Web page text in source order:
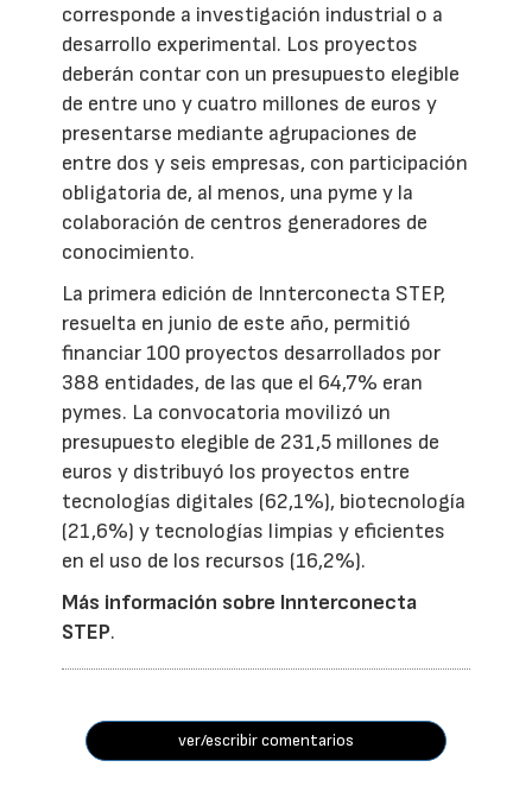
corresponde a investigación industrial o a
desarrollo experimental. Los proyectos
deberán contar con un presupuesto elegible
de entre uno y cuatro millones de euros y
presentarse mediante agrupaciones de
entre dos y seis empresas, con participación
obligatoria de, al menos, una pyme y la
colaboración de centros generadores de
conocimiento.
La primera edición de Innterconecta STEP,
resuelta en junio de este año, permitió
financiar 100 proyectos desarrollados por
388 entidades, de las que el 64,7% eran
pymes. La convocatoria movilizó un
presupuesto elegible de 231,5 millones de
euros y distribuyó los proyectos entre
tecnologías digitales (62,1%), biotecnología
(21,6%) y tecnologías limpias y eficientes
en el uso de los recursos (16,2%).
Más información sobre Innterconecta
STEP.
ver/escribir comentarios